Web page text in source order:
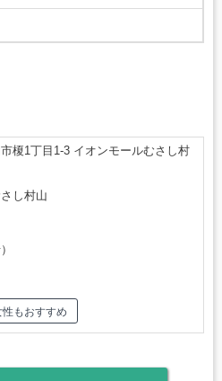
榎1丁目1-3 イオンモールむさし村
し村山
性もおすすめ